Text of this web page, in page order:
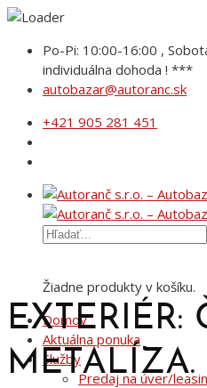
Po-Pi: 10:00-16:00 ,
individuálna dohoda ! ***
autobazar@autoranc.sk
+421 905 281 451
Žiadne produkty v košíku.
Domov
Aktuálna ponuka
Služby
Predaj na úver/
EXTERIÉR:
METALÍZA.